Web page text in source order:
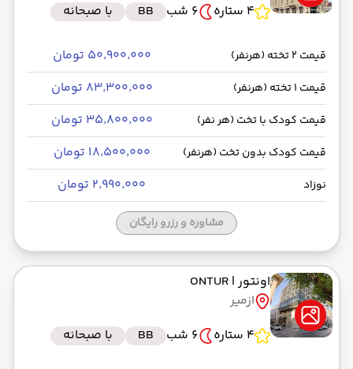
4 ستاره
6 شب BB با صبحانه
قیمت 2 تخته (هرنفر) ۵۰٬۹۰۰٬۰۰۰ تومان
قیمت 1 تخته (هرنفر) ۸۳٬۳۰۰٬۰۰۰ تومان
قیمت کودک با تخت (هر نفر) ۳۵٬۸۰۰٬۰۰۰ تومان
قیمت کودک بدون تخت (هرنفر) ۱۸٬۵۰۰٬۰۰۰ تومان
نوزاد ۲٬۹۹۰٬۰۰۰ تومان
مشاوره و رزرو رایگان
اونتور| ONTUR
ازمیر
4 ستاره
6 شب BB با صبحانه